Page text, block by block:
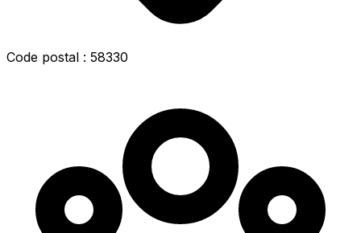
Code postal : 58330